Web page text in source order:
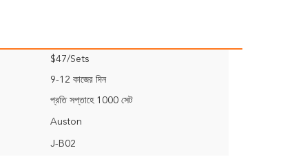
$47/Sets
9-12 কাজের দিন
প্রতি সপ্তাহে 1000 সেট
Auston
J-B02